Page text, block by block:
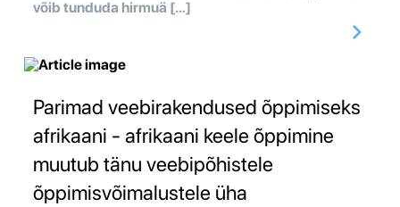
võib tunduda hirmuä […]
Parimad veebirakendused õppimiseks
afrikaani - afrikaani keele õppimine
muutub tänu veebipõhistele
õppimisvõimalustele üha